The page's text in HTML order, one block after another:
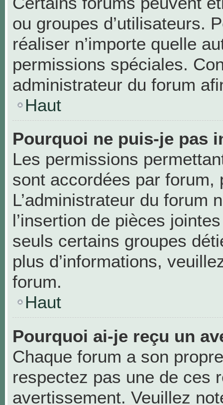
ou groupes d’utilisateurs.
réaliser n’importe quelle
permissions spéciales.
administrateur du forum
Haut
Pourquoi ne puis-je pas
Les permissions
sont accordées par forum,
L’administrateur du forum
l’insertion de pièces
seuls certains groupes
plus d’informations,
forum.
Haut
Pourquoi ai-je reçu un
Chaque forum a son
respectez pas une de ces
avertissement. Veuillez